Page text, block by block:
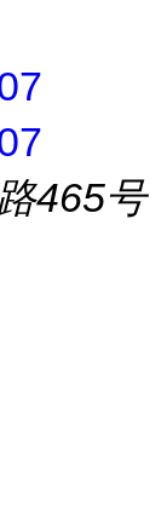
465号